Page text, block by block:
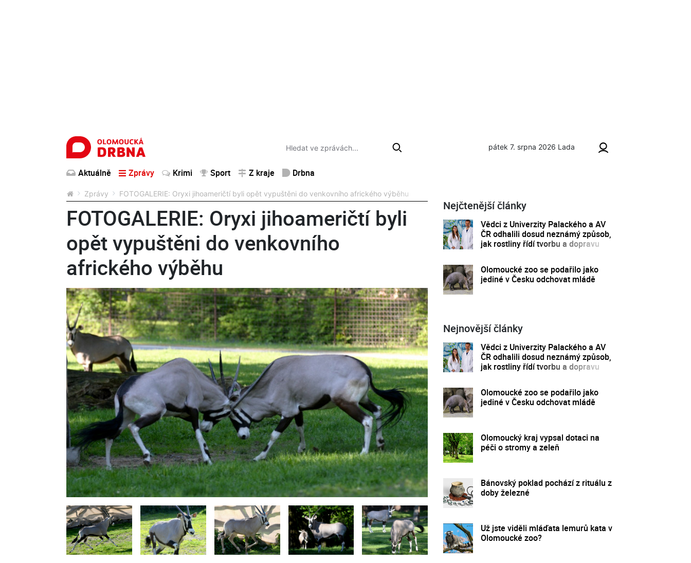
pátek 7. srpna 2026 Lada
Aktuálně Zprávy Krimi Sport Z kraje Drbna
Zprávy FOTOGALERIE: Oryxi jihoameričtí byli opět vypuštěni do venkovního afrického výběhu
FOTOGALERIE: Oryxi jihoameričtí byli
opět vypuštěni do venkovního
afrického výběhu
Nejčtenější články
Vědci z Univerzity Palackého a AV
ČR odhalili dosud neznámý způsob,
jak rostliny řídí tvorbu a dopravu
Olomoucké zoo se podařilo jako
jediné v Česku odchovat mládě
Nejnovější články
Vědci z Univerzity Palackého a AV
ČR odhalili dosud neznámý způsob,
jak rostliny řídí tvorbu a dopravu
Olomoucké zoo se podařilo jako
jediné v Česku odchovat mládě
Olomoucký kraj vypsal dotaci na
péči o stromy a zeleň
Bánovský poklad pochází z rituálu z
doby železné
Už jste viděli mláďata lemurů kata v
Olomoucké zoo?